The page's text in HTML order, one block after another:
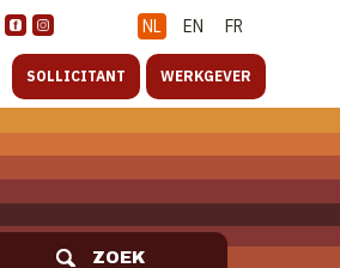
NL EN FR
SOLLICITANT WERKGEVER
ZOEK